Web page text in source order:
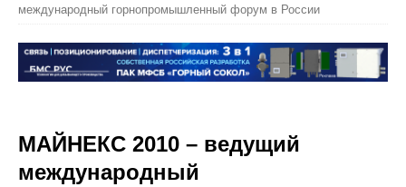
международный горнопромышленный форум в России
МАЙНЕКС 2010 – ведущий
международный